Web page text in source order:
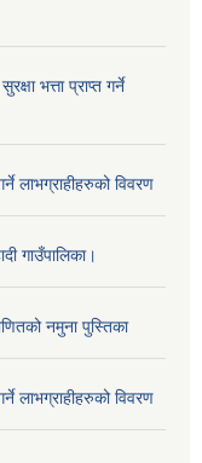
भत्ता प्राप्त गर्ने
लाभग्राहीहरुको विवरण
गाउँपालिका।
नमुना पुस्तिका
लाभग्राहीहरुको विवरण